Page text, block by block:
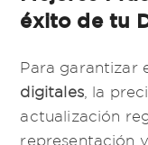
éxito de tu
Para garantizar
digitales, la
actualización
representación